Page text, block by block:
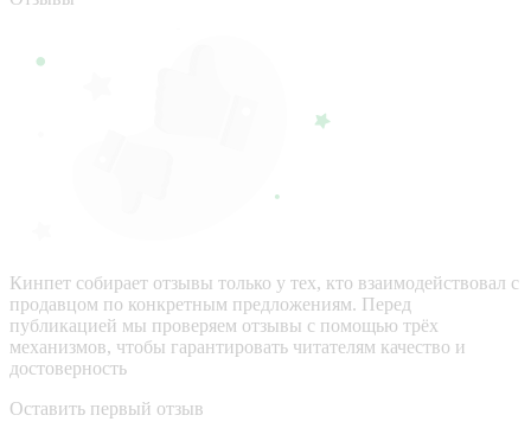
Кинпет собирает отзывы только у тех, кто взаимодействовал с
продавцом по конкретным предложениям. Перед
публикацией мы проверяем отзывы с помощью трёх
механизмов, чтобы гарантировать читателям качество и
достоверность
Оставить первый отзыв